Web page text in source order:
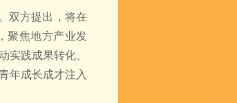
双方提出，将在
聚焦地方产业发
实践成果转化、
年成长成才注入